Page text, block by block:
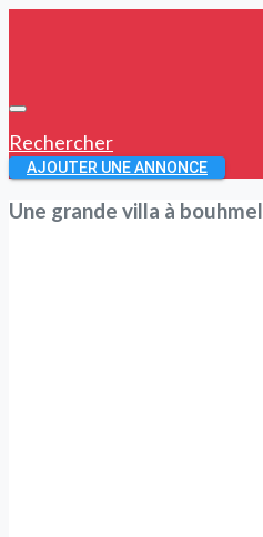
Rechercher
AJOUTER UNE ANNONCE
Une grande villa à bouhmel